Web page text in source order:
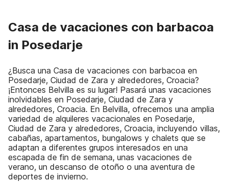
Casa de vacaciones con barbacoa
in Posedarje
¿Busca una Casa de vacaciones con barbacoa en
Posedarje, Ciudad de Zara y alrededores, Croacia?
¡Entonces Belvilla es su lugar! Pasará unas vacaciones
inolvidables en Posedarje, Ciudad de Zara y
alrededores, Croacia. En Belvilla, ofrecemos una amplia
variedad de alquileres vacacionales en Posedarje,
Ciudad de Zara y alrededores, Croacia, incluyendo villas,
cabañas, apartamentos, bungalows y chalets que se
adaptan a diferentes grupos interesados en una
escapada de fin de semana, unas vacaciones de
verano, un descanso de otoño o una aventura de
deportes de invierno.